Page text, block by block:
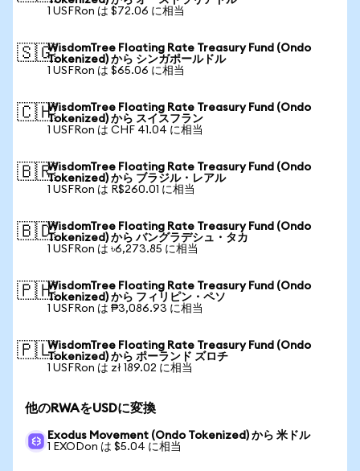
1 USFRon は $72.06 に相当
🇸🇬WisdomTree Floating Rate Treasury Fund (Ondo
Tokenized) から シンガポールドル
1 USFRon は $65.06 に相当
🇨🇭WisdomTree Floating Rate Treasury Fund (Ondo
Tokenized) から スイスフラン
1 USFRon は CHF 41.04 に相当
🇧🇷WisdomTree Floating Rate Treasury Fund (Ondo
Tokenized) から ブラジル・レアル
1 USFRon は R$260.01 に相当
🇧🇩WisdomTree Floating Rate Treasury Fund (Ondo
Tokenized) から バングラデシュ・タカ
1 USFRon は ৳6,273.85 に相当
🇵🇭WisdomTree Floating Rate Treasury Fund (Ondo
Tokenized) から フィリピン・ペソ
1 USFRon は ₱3,086.93 に相当
🇵🇱WisdomTree Floating Rate Treasury Fund (Ondo
Tokenized) から ポーランド ズロチ
1 USFRon は zł 189.02 に相当
他のRWAをUSDに変換
Exodus Movement (Ondo Tokenized) から 米ドル
1 EXODon は $5.04 に相当